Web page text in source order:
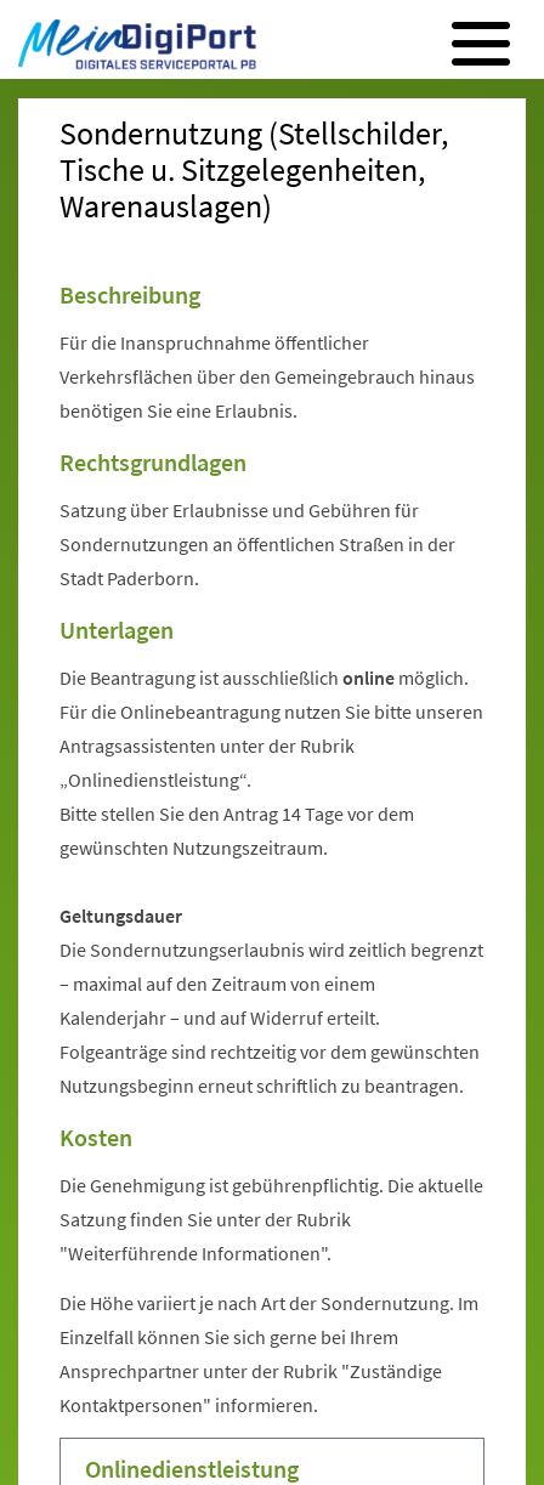
Digitales Serviceportal Paderborn
Zur Hauptnavigation
Zum Inhalt
Zum Footer
Sondernutzung (Stellschilder,
Tische u. Sitzgelegenheiten,
Warenauslagen)
Beschreibung
Für die Inanspruchnahme öffentlicher
Verkehrsflächen über den Gemeingebrauch hinaus
benötigen Sie eine Erlaubnis.
Rechtsgrundlagen
Satzung über Erlaubnisse und Gebühren für
Sondernutzungen an öffentlichen Straßen in der
Stadt Paderborn.
Unterlagen
Die Beantragung ist ausschließlich online möglich.
Für die Onlinebeantragung nutzen Sie bitte unseren
Antragsassistenten unter der Rubrik
„Onlinedienstleistung“.
Bitte stellen Sie den Antrag 14 Tage vor dem
gewünschten Nutzungszeitraum.
Geltungsdauer
Die Sondernutzungserlaubnis wird zeitlich begrenzt
– maximal auf den Zeitraum von einem
Kalenderjahr – und auf Widerruf erteilt.
Folgeanträge sind rechtzeitig vor dem gewünschten
Nutzungsbeginn erneut schriftlich zu beantragen.
Kosten
Die Genehmigung ist gebührenpflichtig. Die aktuelle
Satzung finden Sie unter der Rubrik
"Weiterführende Informationen".
Die Höhe variiert je nach Art der Sondernutzung. Im
Einzelfall können Sie sich gerne bei Ihrem
Ansprechpartner unter der Rubrik "Zuständige
Kontaktpersonen" informieren.
Onlinedienstleistung